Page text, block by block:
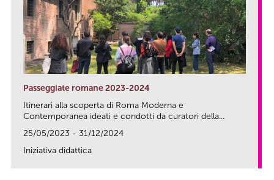
Passeggiate romane 2023-2024
Itinerari alla scoperta di Roma Moderna e
Contemporanea ideati e condotti da curatori della...
25/05/2023 - 31/12/2024
Iniziativa didattica